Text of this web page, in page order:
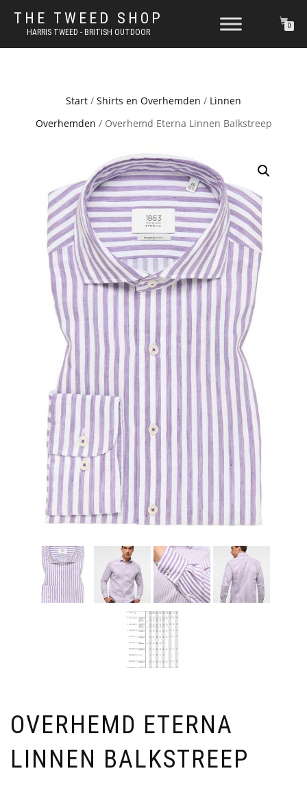
THE TWEED SHOP
HARRIS TWEED - BRITISH OUTDOOR
0
Start / Shirts en Overhemden / Linnen
Overhemden / Overhemd Eterna Linnen Balkstreep
OVERHEMD ETERNA
LINNEN BALKSTREEP